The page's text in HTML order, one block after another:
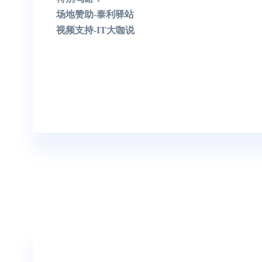
场地赞助-泰利驿站
视频支持-IT大咖说